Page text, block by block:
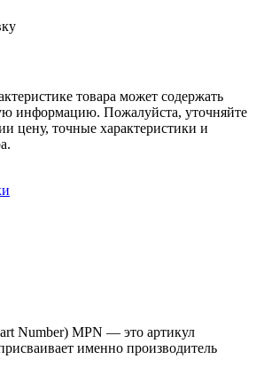
товара может содержать
информацию. Пожалуйста, уточняйте
цену, точные характеристики и
Number) MPN — это артикул
именно производитель